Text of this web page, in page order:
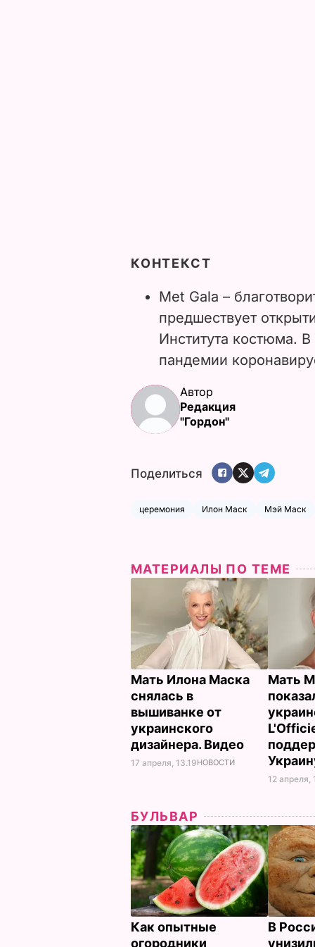
КОНТЕКСТ
Met Gala –
предшествует
Института костюма.
пандемии
Автор
Редакция
"Гордон"
Поделиться
церемония Илон Маск Мэй Маск
МАТЕРИАЛЫ ПО ТЕМЕ
Мать Илона Маска
снялась в
вышиванке от
украинского
дизайнера. Видео
17 апреля, 13.19НОВОСТИ
Мать
12 апреля,
БУЛЬВАР
Как опытные
огородники
В